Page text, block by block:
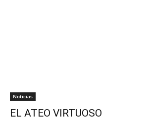
Noticias
EL ATEO VIRTUOSO